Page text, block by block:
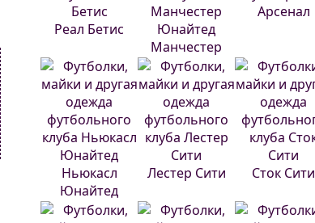
Реал Бетис
Манчестер
Юнайтед
Арсенал
Ньюкасл
Юнайтед
Лестер Сити Сток Сити